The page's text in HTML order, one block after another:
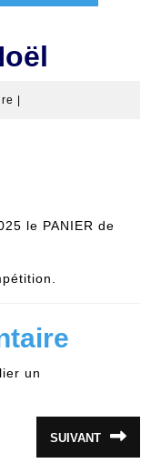
le PANIER de
un
SUIVANT